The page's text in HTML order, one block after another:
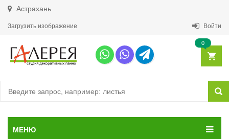
Астрахань
Загрузить изображение Войти
0
МЕНЮ